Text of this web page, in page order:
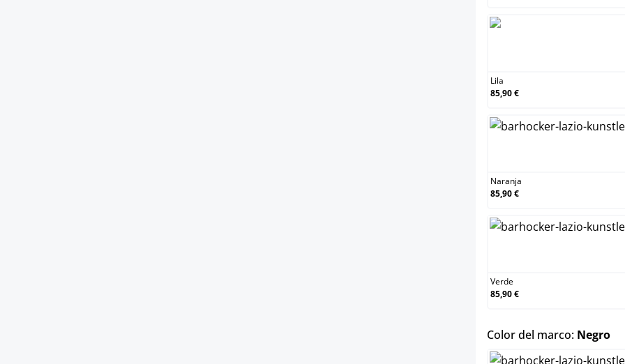
Lila
85,90 €
Naranja
85,90 €
Verde
85,90 €
Color del marco: Negro